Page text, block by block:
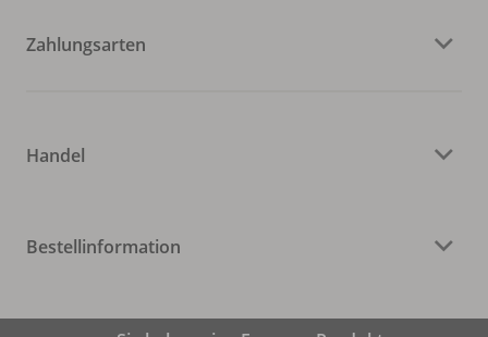
Zahlungsarten
Handel
Bestellinformation